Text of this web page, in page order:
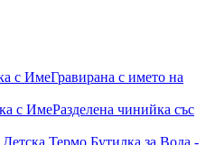
с ИмеГравирана с името на
с ИмеРазделена чинийка със
Термо Бутилка за Вода -